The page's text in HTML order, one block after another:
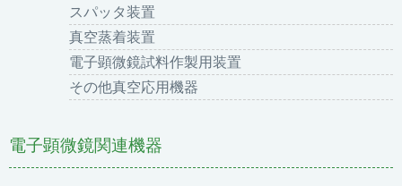
スパッタ装置
真空蒸着装置
電子顕微鏡試料作製用装置
その他真空応用機器
電子顕微鏡関連機器